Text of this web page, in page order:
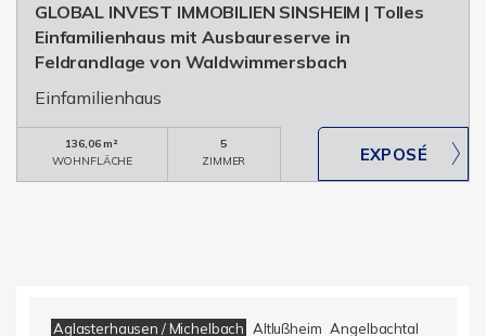
GLOBAL INVEST IMMOBILIEN SINSHEIM | Tolles
Einfamilienhaus mit Ausbaureserve in
Feldrandlage von Waldwimmersbach
Einfamilienhaus
136,06 m²
WOHNFLÄCHE
5
ZIMMER
Aglasterhausen / Michelbach Altlußheim Angelbachtal